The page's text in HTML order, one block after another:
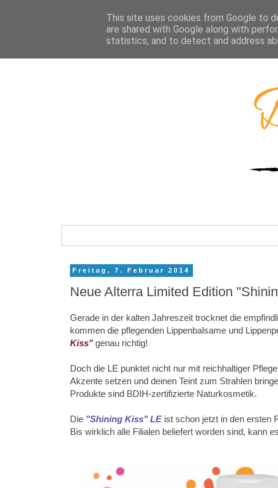
Freitag, 7. Februar 2014
Neue Alterra Limited Edition
Gerade in der kalten Jahreszeit trocknet die
kommen die pflegenden Lippenbalsame und
Kiss"genau richtig!
Doch die LE punktet nicht nur mit reichhaltiger
Akzente setzen und deinen Teint zum Strahlen
Produkte sind BDIH-zertifizierte Naturkosmetik.
Die "Shining Kiss" LE ist schon jetzt in den ersten
Bis wirklich alle Filialen beliefert worden sind, kann
This site uses cookies from Google to
are shared with Google along with
statistics, and to detect and address